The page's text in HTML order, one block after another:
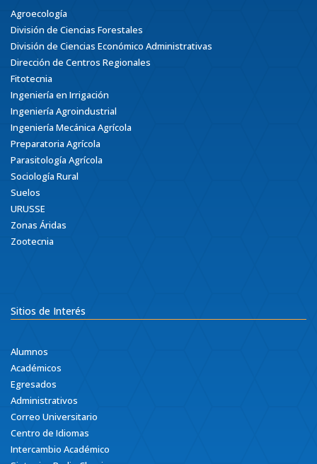
Agroecología
División de Ciencias Forestales
División de Ciencias Económico Administrativas
Dirección de Centros Regionales
Fitotecnia
Ingeniería en Irrigación
Ingeniería Agroindustrial
Ingeniería Mecánica Agrícola
Preparatoria Agrícola
Parasitología Agrícola
Sociología Rural
Suelos
URUSSE
Zonas Áridas
Zootecnia
Sitios de Interés
Alumnos
Académicos
Egresados
Administrativos
Correo Universitario
Centro de Idiomas
Intercambio Académico